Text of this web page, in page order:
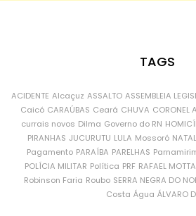
TAGS
ACIDENTE Alcaçuz ASSALTO ASSEMBLEIA
Caicó CARAÚBAS Ceará CHUVA CORONEL
currais novos Dilma Governo do RN
PIRANHAS JUCURUTU LULA Mossoró NATAL
Pagamento PARAÍBA PARELHAS
POLÍCIA MILITAR Política PRF RAFAEL MOTTA
Robinson Faria Roubo SERRA NEGRA DO
Costa Água ÁLVARO